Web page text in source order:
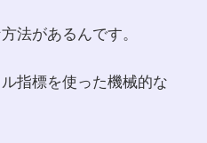
法があるんです。
指標を使った機械的な